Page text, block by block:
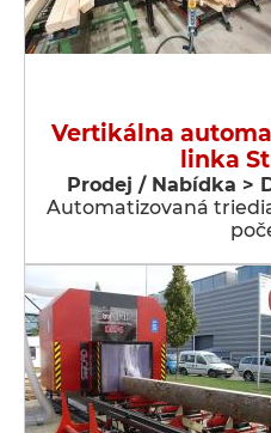
Vertikálna
linka
Prodej / Nabídka >
Automatizovaná